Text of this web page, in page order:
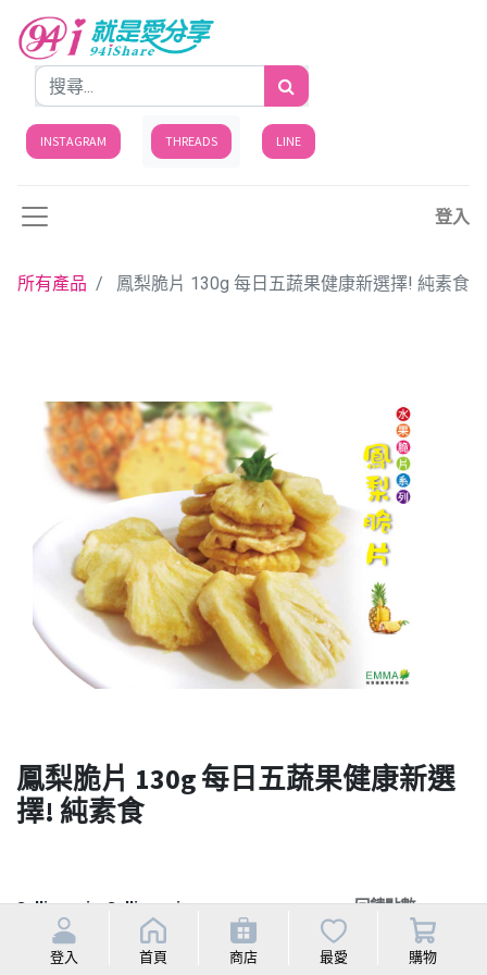
登入
INSTAGRAM THREADS LINE
所有產品 鳳梨脆片 130g 每日五蔬果健康新選擇! 純素食
鳳梨脆片 130g 每日五蔬果健康新選
擇! 純素食
Selling priceSelling price
Discounted price
NT$126
回饋點數
10.0%
登入 首頁 商店 最愛 購物